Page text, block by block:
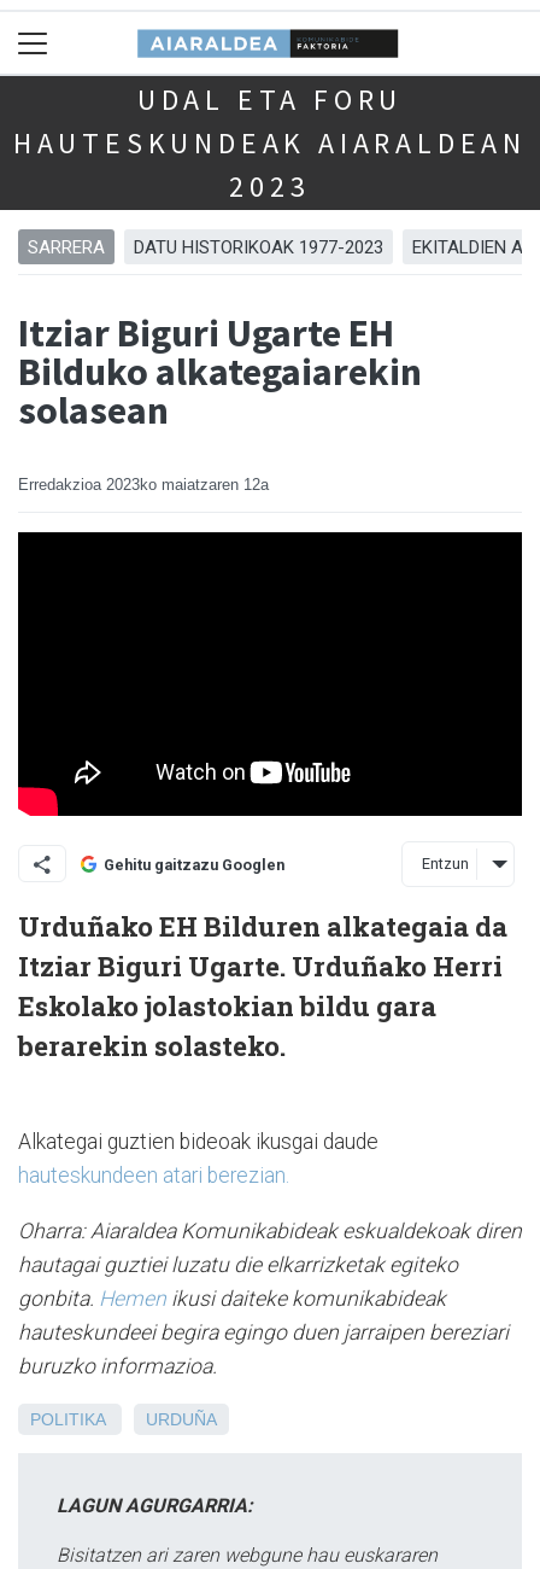
UDAL ETA FORU
HAUTESKUNDEAK AIARALDEAN
2023
SARRERA DATU HISTORIKOAK 1977-2023 EKITALDIEN
Itziar Biguri Ugarte EH
Bilduko alkategaiarekin
solasean
Erredakzioa 2023ko maiatzaren 12a
Gehitu gaitzazu Googlen Entzun
Urduñako EH Bilduren alkategaia da
Itziar Biguri Ugarte. Urduñako Herri
Eskolako jolastokian bildu gara
berarekin solasteko.
Alkategai guztien bideoak ikusgai daude
hauteskundeen atari berezian.
Oharra: Aiaraldea Komunikabideak eskualdekoak diren
hautagai guztiei luzatu die elkarrizketak egiteko
gonbita. Hemen ikusi daiteke komunikabideak
hauteskundeei begira egingo duen jarraipen bereziari
buruzko informazioa.
POLITIKA URDUÑA
LAGUN AGURGARRIA:
Bisitatzen ari zaren webgune hau euskararen